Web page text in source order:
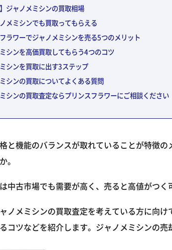
】ジャノメミシンの買取相場
メミシンでも買取ってもらえる
ラワーでジャノメミシンを売る5つのメリット
シンを高価買取してもらう4つのコツ
シンを買取に出す3ステップ
シンの買取についてよくある質問
シンの買取査定ならプリンスフラワーにご相談ください
と機能のバランスが取れていることが特徴
。
中古市場でも需要が高く、売ると高値がつく
ノメミシンの買取査定を考えている方に向
コツなどを紹介します。ジャノメミシンの